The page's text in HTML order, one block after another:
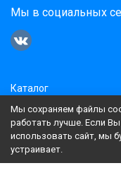
Мы в социальных
Каталог
Информация
Политика персональных
Мы сохраняем файлы
работать лучше. Если
использовать сайт, мы
устраивает.